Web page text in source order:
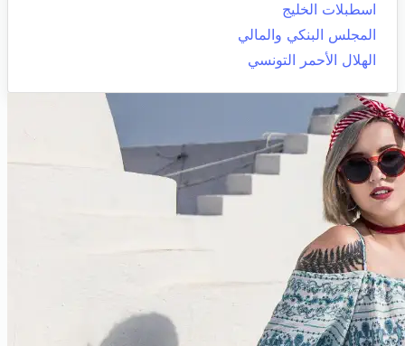
اسطبلات الخليج
المجلس البنكي والمالي
الهلال الأحمر التونسي